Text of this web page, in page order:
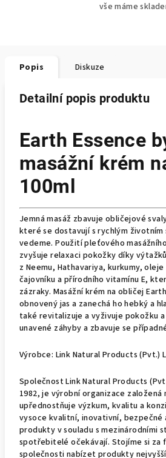
vše máme
Popis Diskuze
Detailní popis produktu
Earth Essence
masážní krém
100ml
Jemná masáž zbavuje obličejové
které se dostavují s rychlým
vedeme. Použití pleťového
zvyšuje relaxaci pokožky díky
z Neemu, Hathavariya, kurkumy,oleje
čajovníku a přírodního vitamínu E,
zázraky. Masážní krém na obličej
obnovený jas a zanechá ho hebký a
také revitalizuje a vyživuje pokožku
unavené záhyby a zbavuje se
Výrobce: Link Natural Products (Pvt.)
Společnost Link Natural Products
1982, je výrobní organizace
upřednostňuje výzkum, kvalitu a
vysoce kvalitní, inovativní, bezpečné
produkty v souladu s mezinárodními
spotřebitelé očekávají. Stojíme si za
společnosti nabízet produkty